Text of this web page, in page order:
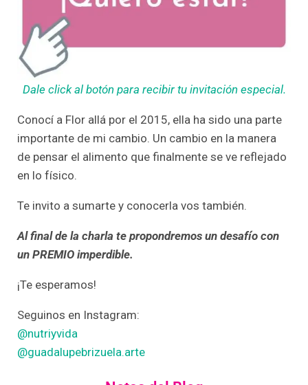
Dale click al botón para recibir tu invitación especial.
Conocí a Flor allá por el 2015, ella ha sido una parte
importante de mi cambio. Un cambio en la manera
de pensar el alimento que finalmente se ve reflejado
en lo físico.
Te invito a sumarte y conocerla vos también.
Al final de la charla te propondremos un desafío con
un PREMIO imperdible.
¡Te esperamos!
Seguinos en Instagram:
@nutriyvida
@guadalupebrizuela.arte